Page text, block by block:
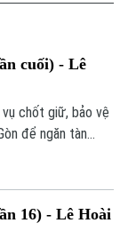
cuối) - Lê
chốt giữ, bảo vệ
để ngăn tàn
dù đất nước đã
16) - Lê Hoài